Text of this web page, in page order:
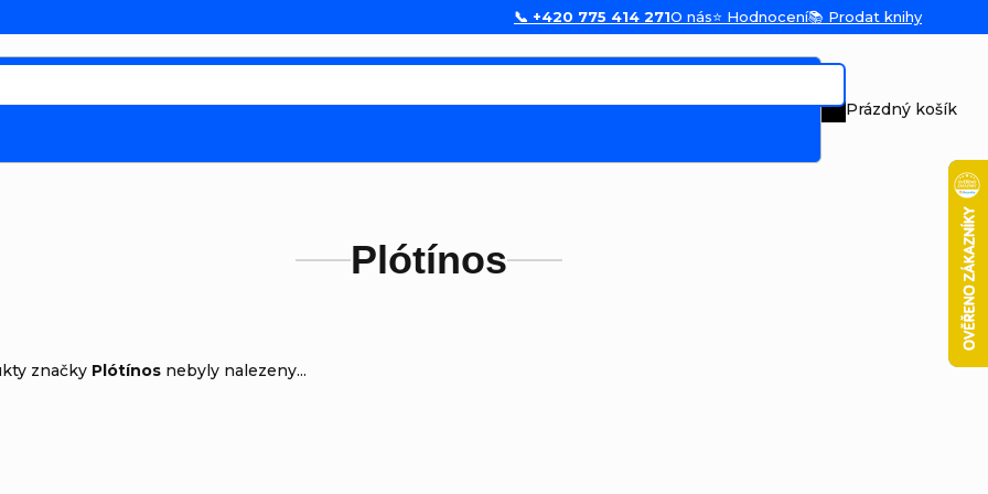
📞 +420 775 414 271O nás⭐ Hodnocení📚 Prodat knihy
Nákupní
Prázdný košík
Plótínos
značky Plótínos nebyly nalezeny...